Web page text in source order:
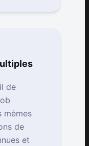
de
mèmes
de
et